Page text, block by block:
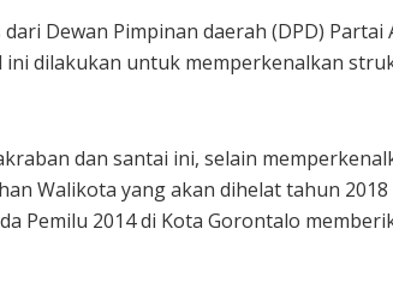
Dewan Pimpinan daerah (DPD)
ini dilakukan untuk memperkenalkan
dan santai ini, selain
Walikota yang akan dihelat tahun
Pemilu 2014 di Kota Gorontalo